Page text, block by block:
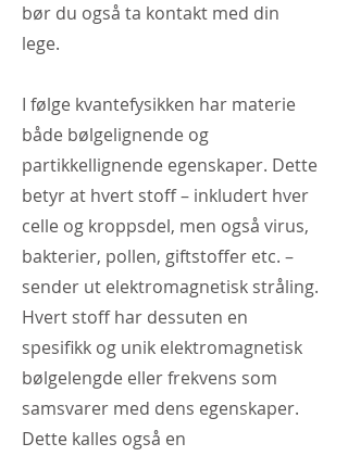
bør du også ta kontakt med din
lege.
I følge kvantefysikken har materie
både bølgelignende og
partikkellignende egenskaper. Dette
betyr at hvert stoff – inkludert hver
celle og kroppsdel, men også virus,
bakterier, pollen, giftstoffer etc. –
sender ut elektromagnetisk stråling.
Hvert stoff har dessuten en
spesifikk og unik elektromagnetisk
bølgelengde eller frekvens som
samsvarer med dens egenskaper.
Dette kalles også en